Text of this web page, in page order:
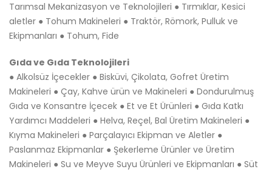
Tarımsal Mekanizasyon ve Teknolojileri ● Tırmıklar, Kesici
aletler ● Tohum Makineleri ● Traktör, Römork, Pulluk ve
Ekipmanları ● Tohum, Fide
Gıda ve Gıda Teknolojileri
● Alkolsüz İçecekler ● Bisküvi, Çikolata, Gofret Üretim
Makineleri ● Çay, Kahve ürün ve Makineleri ● Dondurulmuş
Gıda ve Konsantre İçecek ● Et ve Et Ürünleri ● Gıda Katkı
Yardımcı Maddeleri ● Helva, Reçel, Bal Üretim Makineleri ●
Kıyma Makineleri ● Parçalayıcı Ekipman ve Aletler ●
Paslanmaz Ekipmanlar ● Şekerleme Ürünler ve Üretim
Makineleri ● Su ve Meyve Suyu Ürünleri ve Ekipmanları ● Süt